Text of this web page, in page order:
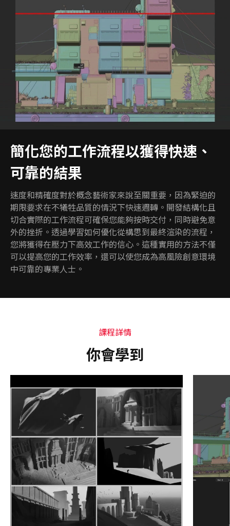
簡化您的工作流程以獲得快速、
可靠的結果
速度和精確度對於概念藝術家來說至關重要，因為緊迫的
期限要求在不犧牲品質的情況下快速週轉。開發結構化且
切合實際的工作流程可確保您能夠按時交付，同時避免意
外的挫折。透過學習如何優化從構思到最終渲染的流程，
您將獲得在壓力下高效工作的信心。這種實用的方法不僅
可以提高您的工作效率，還可以使您成為高風險創意環境
中可靠的專業人士。
課程詳情
你會學到